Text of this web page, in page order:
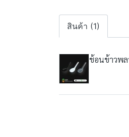
สินค้า (1)
ช้อนข้าวพล